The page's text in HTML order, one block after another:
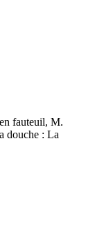
fauteuil, M.
douche : La